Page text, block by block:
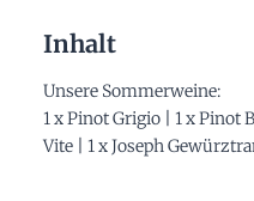
Inhalt
Unsere Sommerweine:
1 x Pinot Grigio | 1 x Pinot
Vite | 1 x Joseph